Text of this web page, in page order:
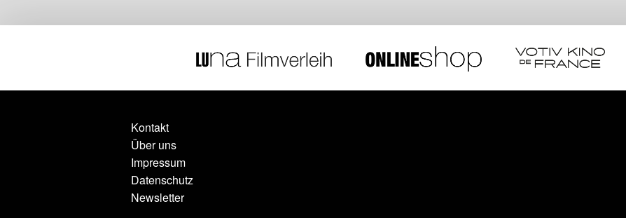
Kontakt
Über uns
Impressum
Datenschutz
Newsletter